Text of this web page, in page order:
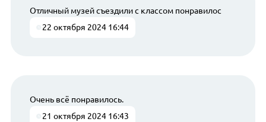
Отличный музей съездили с классом понравилос
22 октября 2024 16:44
Очень всё понравилось.
21 октября 2024 16:43